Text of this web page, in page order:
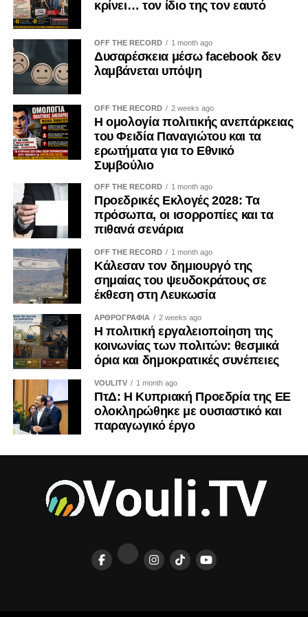
Αποδεικνύεται καθημερινά μέσα από τις προσωπικές μας
επιλογές. Δεν μπορεί κανείς να καταδικάζει την κατοχή και
ταυτόχρονα να χρηματοδοτεί, έστω και έμμεσα, τις
οικονομικές δομές που τη συντηρούν.
Η Κύπρος εξακολουθεί να ζει τις συνέπειες της εισβολής
του 1974. Οι πρόσφυγες παραμένουν μακριά από τις
πατρογονικές τους εστίες. Οι οικογένειες των
αγνοουμένων συνεχίζουν να αναζητούν απαντήσεις. Οι
εγκλωβισμένοι εξακολουθούν να δοκιμάζονται. Η κατοχή
δεν ανήκει στο παρελθόν· είναι μια καθημερινή
πραγματικότητα.
Γι’ αυτό η ενίσχυση των παράνομων καζίνων στα
κατεχόμενα δεν μπορεί να θεωρείται μια αθώα
προσωπική επιλογή. Είναι μια πράξη με πολιτικές,
οικονομικές και εθνικές προεκτάσεις. Και ως τέτοια οφείλει
να αντιμετωπίζεται από όλους μας με τη σοβαρότητα που
της αρμόζει.
Η ιστορία διδάσκει ότι τα τετελεσμένα παγιώνονται όταν οι
κοινωνίες συνηθίζουν να τα αποδέχονται. Η Κύπρος δεν
έχει την πολυτέλεια ούτε της αδιαφορίας ούτε της λήθης.
ΤΟΥ ΚΡΙΣ ΜΙΧΑΗΛ
κρίνει… τον ίδιο της τον εαυτό
OFF THE RECORD 1 month ago
Δυσαρέσκεια μέσω facebook δεν
λαμβάνεται υπόψη
OFF THE RECORD 2 weeks ago
Η ομολογία πολιτικής ανεπάρκειας
του Φειδία Παναγιώτου και τα
ερωτήματα για το Εθνικό
Συμβούλιο
OFF THE RECORD 1 month ago
Προεδρικές Εκλογές 2028: Τα
πρόσωπα, οι ισορροπίες και τα
πιθανά σενάρια
OFF THE RECORD 1 month ago
Κάλεσαν τον δημιουργό της
σημαίας του ψευδοκράτους σε
έκθεση στη Λευκωσία
ΑΡΘΡΟΓΡΑΦΙΑ 2 weeks ago
Η πολιτική εργαλειοποίηση της
κοινωνίας των πολιτών: θεσμικά
όρια και δημοκρατικές συνέπειες
VOULITV 1 month ago
ΠτΔ: Η Κυπριακή Προεδρία της ΕΕ
ολοκληρώθηκε με ουσιαστικό και
παραγωγικό έργο